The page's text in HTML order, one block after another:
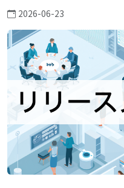
2026-06-23